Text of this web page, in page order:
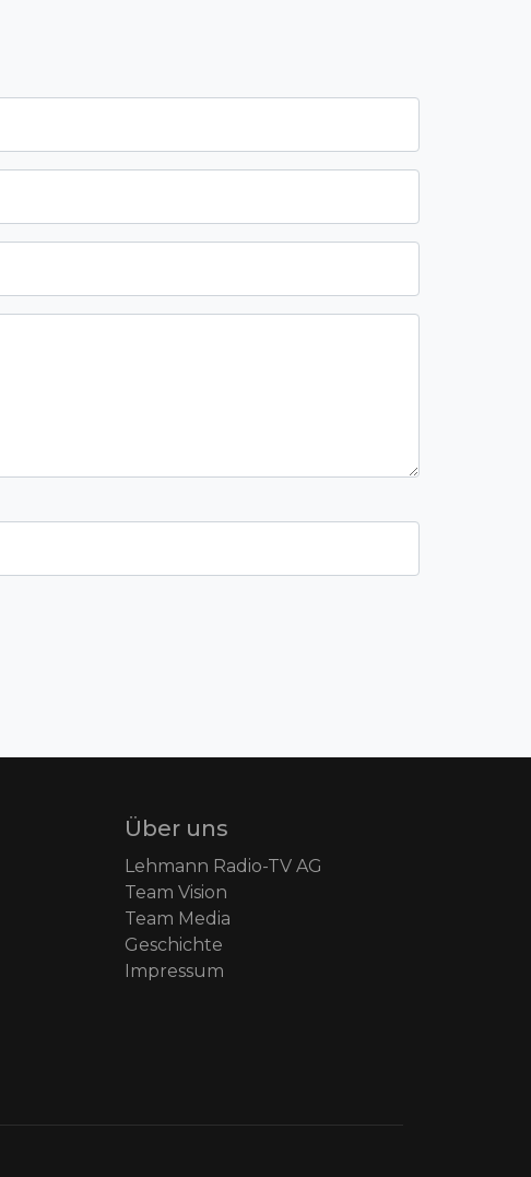
Über uns
Lehmann Radio-TV AG
Team Vision
Team Media
Geschichte
Impressum